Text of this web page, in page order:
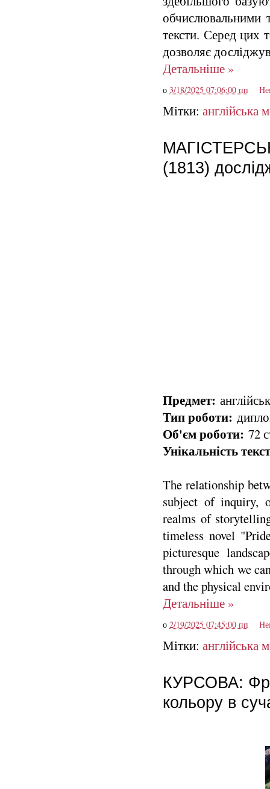
обчислювальними
тексти. Серед цих
дозволяє
Детальніше »
о 3/18/2025 07:06:00 пп
Мітки: англійська
(1813)
Предмет:
Тип роботи:
Об'єм роботи: 72
Унікальність
The relationship
subject of inquiry,
realms of
timeless novel
picturesque
through which we
and the physical
Детальніше »
о 2/19/2025 07:45:00 пп
Мітки: англійська
КУРСОВА:
кольору в